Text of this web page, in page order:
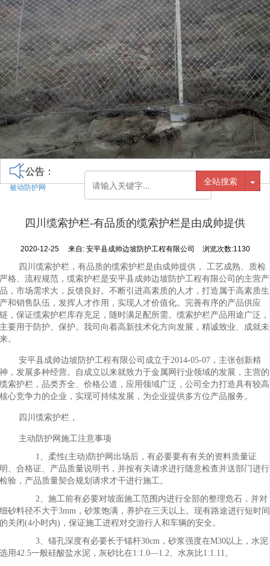
公告：
被动防护网 全站搜索
四川缆索护栏-有品质的缆索护栏是由成帅提供
2020-12-25 来自: 安平县成帅边坡防护工程有限公司 浏览次数:1130
四川缆索护栏，有品质的缆索护栏是由成帅提供， 工艺成熟、质检
严格、流程规范，缆索护栏是安平县成帅边坡防护工程有限公司的主营产
品，市场需求大，反馈良好。不断引进高素质的人才，打造属于高素质生
产和销售队伍，发挥人才作用，实现人才价值化。完善有序的产品供应
链，保证缆索护栏库存充足，随时满足配所需。缆索护栏产品用途广泛，
主要用于防护、保护。我司向着高新技术化方向发展，精诚致业、成就未
来。
安平县成帅边坡防护工程有限公司成立于2014-05-07，主张创新精
神，发展多种经营。自成立以来就致力于金属网行业领域的发展，主营的
缆索护栏，品类齐全、价格公道，应用领域广泛，公司全力打造具有较高
核心竞争力的企业，实现可持续发展，为企业提供多方位产品服务。
四川缆索护栏，
主动防护网施工注意事项
1、柔性(主动)防护网出场后，有必要要有有关的资料质量证
明、合格证、产品质量说明书，并按有关请求进行随意检查并送部门进行
检验，产品质量契合规划请求才干进行施工。
2、施工前有必要对坡面施工范围内进行全部的整理危石，并对
细砂料径不大于3mm，砂浆饱满，养护在三天以上。现有路途进行短时间
的关闭(4小时内)，保证施工进程对交游行人和车辆的安全。
3、锚孔深度有必要长于锚杆30cm，砂浆强度在M30以上，水泥
选用42.5一般硅酸盐水泥，灰砂比在1:1.0—1.2、水灰比1:1.11。